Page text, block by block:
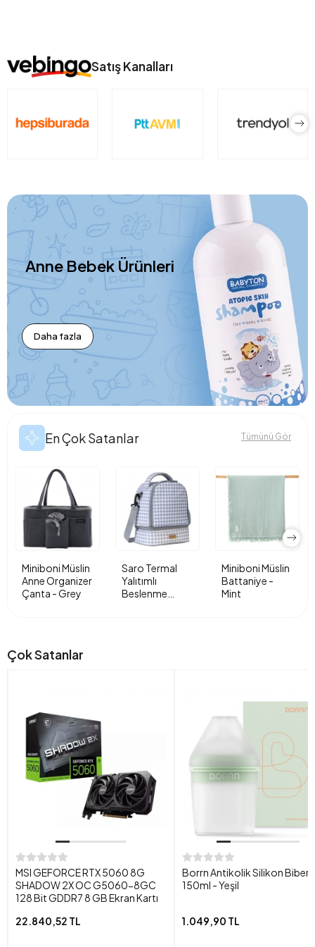
Satış Kanalları
Anne Bebek Ürünleri
Daha fazla
En Çok Satanlar Tümünü Gör
Miniboni Müslin
Anne Organizer
Çanta - Grey
Saro Termal
Yalıtımlı
Beslenme
Miniboni Müslin
Battaniye -
Mint
Çok Satanlar
MSI GEFORCE RTX 5060 8G
SHADOW 2X OC G5060-8GC
128 Bit GDDR7 8 GB Ekran Kartı
22.840,52 TL
Borrn Antikolik Silikon
150ml - Yeşil
1.049,90 TL